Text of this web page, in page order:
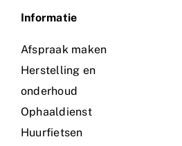
Informatie
Afspraak maken
Herstelling en
onderhoud
Ophaaldienst
Huurfietsen